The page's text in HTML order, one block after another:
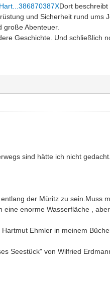
Dort beschreibt
und Sicherheit rund ums
große Abenteuer.
Geschichte. Und schließlich
sind hätte ich nicht
der Müritz zu sein.Muss
enorme Wasserfläche ,
Ehmler in meinem
Seestück" von Wilfried